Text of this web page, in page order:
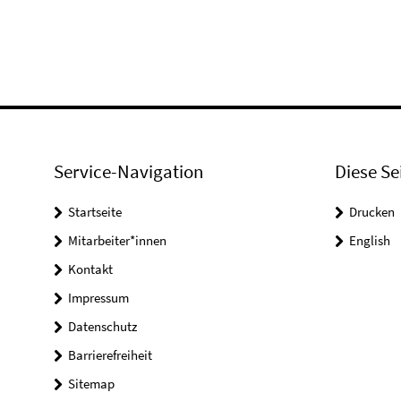
Service-Navigation
Startseite
Mitarbeiter*innen
Kontakt
Impressum
Datenschutz
Barrierefreiheit
Sitemap
Diese
Drucken
English